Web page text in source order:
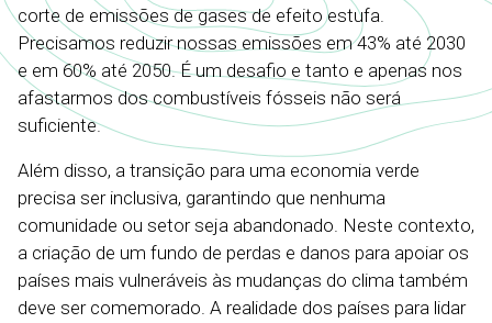
corte de emissões de gases de efeito estufa.
Precisamos reduzir nossas emissões em 43% até 2030
e em 60% até 2050. É um desafio e tanto e apenas nos
afastarmos dos combustíveis fósseis não será
suficiente.
Além disso, a transição para uma economia verde
precisa ser inclusiva, garantindo que nenhuma
comunidade ou setor seja abandonado. Neste contexto,
a criação de um fundo de perdas e danos para apoiar os
países mais vulneráveis às mudanças do clima também
deve ser comemorado. A realidade dos países para lidar